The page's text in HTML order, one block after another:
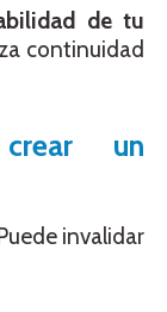
de tu
continuidad
un
invalidar